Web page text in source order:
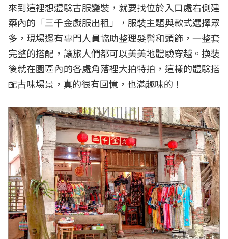
來到這裡想體驗古服變裝，就要找位於入口處右側建
築內的「三千金戲服出租」，服裝主題與款式選擇眾
多，現場還有專門人員協助整理髮髻和頭飾，一整套
完整的搭配，讓旅人們都可以美美地體驗穿越。換裝
後就在園區內的各處角落裡大拍特拍，這樣的體驗搭
配古味場景，真的很有回憶，也滿趣味的！